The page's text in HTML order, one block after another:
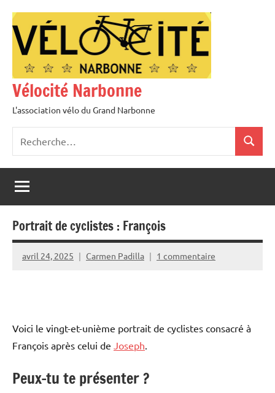
contenu
Vélocité Narbonne
L'association vélo du Grand Narbonne
:
Portrait de cyclistes : François
avril 24, 2025 Carmen Padilla 1 commentaire
Voici le vingt-et-unième portrait de cyclistes consacré à
François après celui de Joseph
Peux-tu te présenter ?